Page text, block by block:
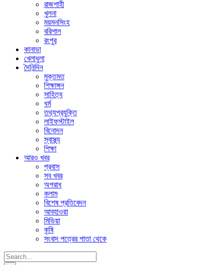
রাজশাহী
খুলনা
ময়মনসিংহ
বরিশাল
রংপুর
কানাডা
খেলাধুলা
দৈনিন্দিন
মুক্তমত
শিক্ষাঙ্গন
সাহিত্য
ধর্ম
তথ্যপ্রযুক্তি
লাইফস্টাইল
বিনোদন
স্বাস্থ্য
শিক্ষা
আরও খবর
প্রবাস
সব খবর
অপরাধ
কলাম
বিশেষ প্রতিবেদন
আবহাওয়া
মিডিয়া
কৃষি
সংবাদ পত্রের পাতা থেকে
Search